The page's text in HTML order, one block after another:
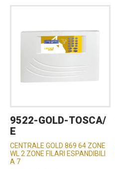
9522-GOLD-TOSCA/
E
CENTRALE GOLD 869 64 ZONE
WL 2 ZONE FILARI ESPANDIBILI
A 7